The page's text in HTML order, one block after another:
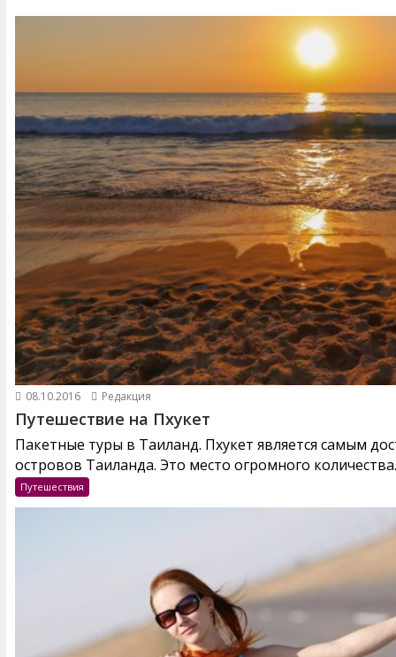
08.10.2016 Редакция
Путешествие на Пхукет
Пакетные туры в Таиланд. Пхукет является самым
островов Таиланда. Это место огромного
Путешествия